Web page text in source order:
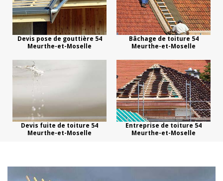
Devis pose de gouttière 54
Meurthe-et-Moselle
Bâchage de toiture 54
Meurthe-et-Moselle
Devis fuite de toiture 54
Meurthe-et-Moselle
Entreprise de toiture 54
Meurthe-et-Moselle